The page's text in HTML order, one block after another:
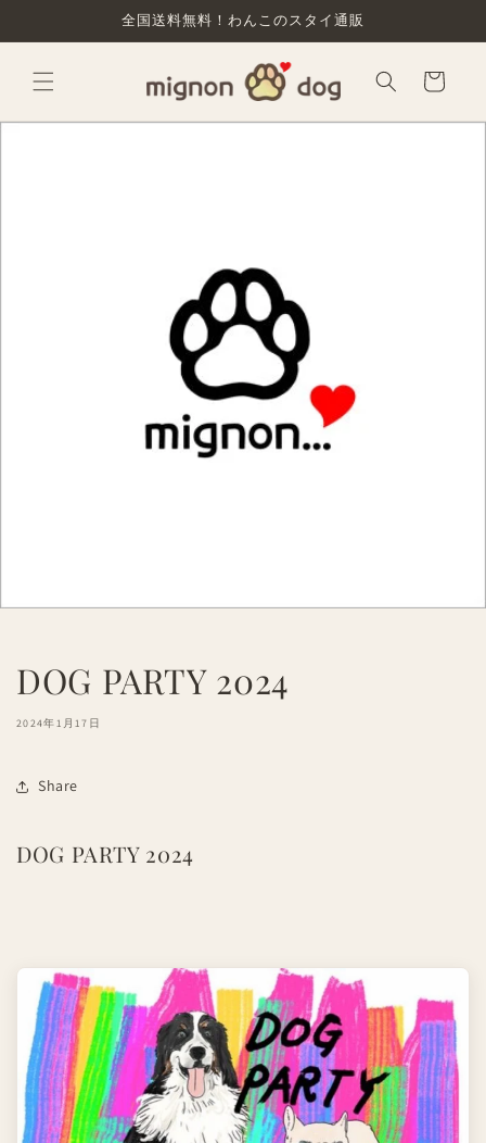
進む
全国送料無料！わんこのスタイ通販
ー
DOG PARTY 2024
2024年1月17日
Share
DOG PARTY 2024